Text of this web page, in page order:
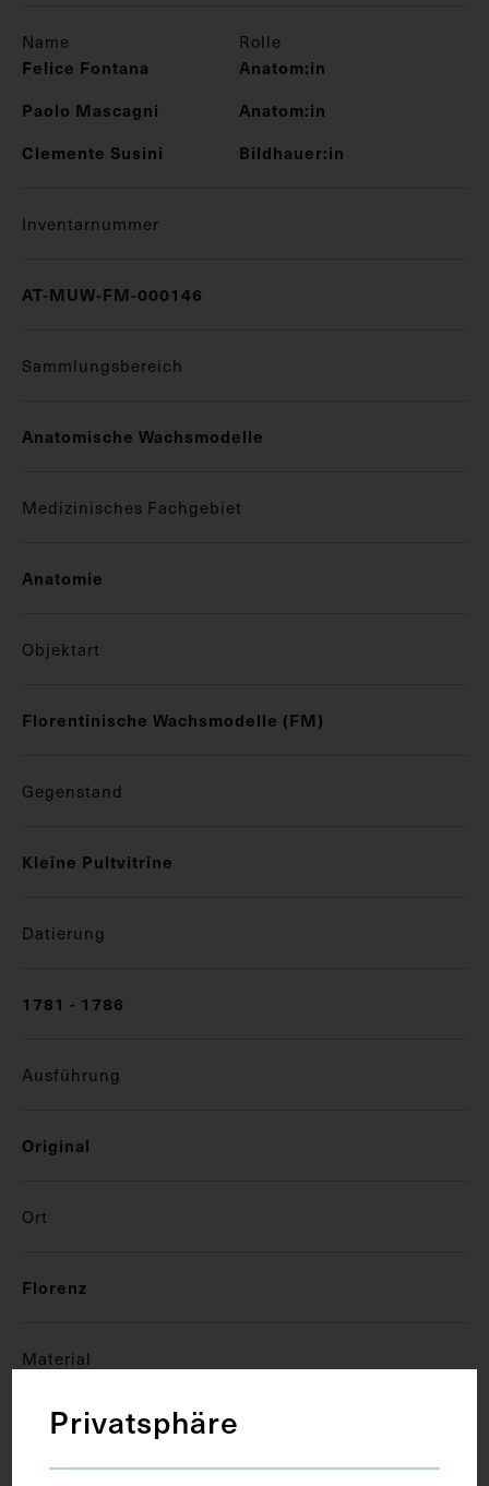
Name Rolle
Felice Fontana
Anatom:in
Paolo Mascagni
Anatom:in
Clemente Susini
Bildhauer:in
Inventarnummer
AT-MUW-FM-000146
Sammlungsbereich
Anatomische Wachsmodelle
Medizinisches Fachgebiet
Anatomie
Objektart
Florentinische Wachsmodelle (FM)
Gegenstand
Kleine Pultvitrine
Datierung
1781 - 1786
Ausführung
Original
Ort
Florenz
Material
Vitrine
Privatsphäre